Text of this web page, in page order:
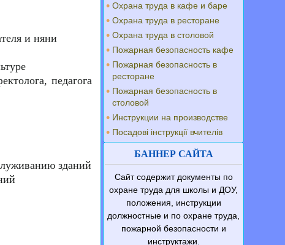
и няни
педагога
зданий
Охрана труда в кафе и баре
Охрана труда в ресторане
Охрана труда в столовой
Пожарная безопасность кафе
Пожарная безопасность в
ресторане
Пожарная безопасность в
столовой
Инструкции на производстве
Посадові інструкції вчителів
БАННЕР САЙТА
Сайт содержит документы по
охране труда для школы и ДОУ,
положения, инструкции
должностные и по охране труда,
пожарной безопасности и
инструктажи.